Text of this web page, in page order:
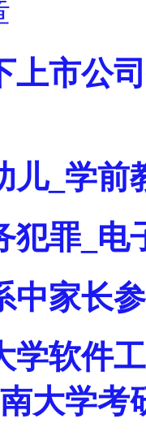
上市公
儿_学前
犯罪_电
中家长
学软件
大学考